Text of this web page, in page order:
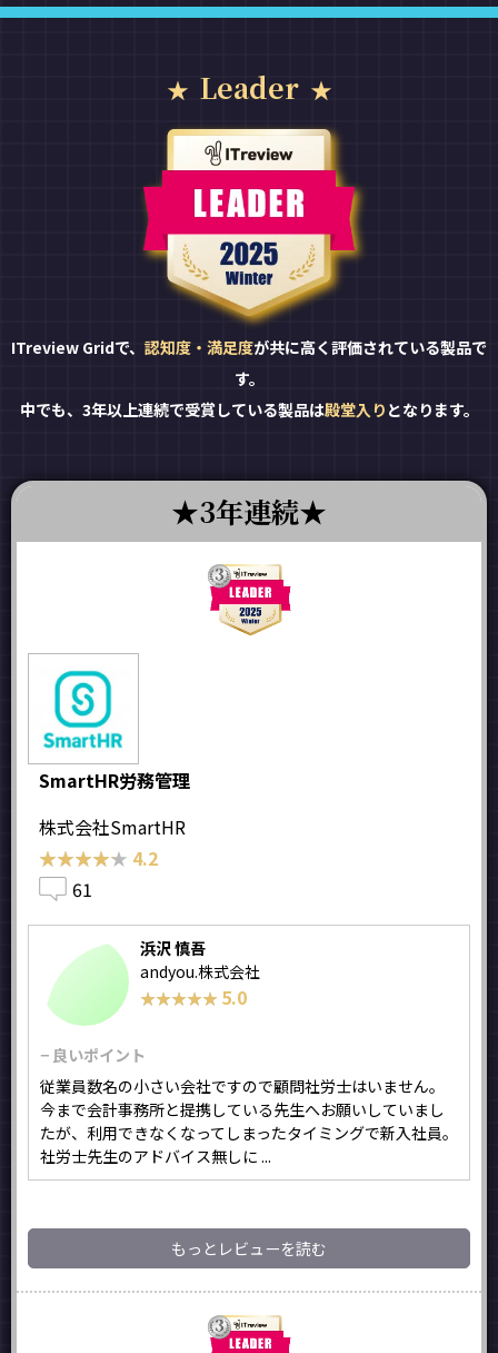
Leader
ITreview Gridで、 認知度・満足度が共に高く評価されている製品で
す。
中でも、3年以上連続で受賞している製品は殿堂入り となります。
3年連続
SmartHR労務管理
株式会社SmartHR
★★★★★
★★★★★ 4.2
61
浜沢 慎吾
andyou.株式会社
★★★★★
★★★★★ 5.0
− 良いポイント
従業員数名の小さい会社ですので顧問社労士はいません。
今まで会計事務所と提携している先生へお願いしていまし
たが、利用できなくなってしまったタイミングで新入社員。
社労士先生のアドバイス無しに ...
もっとレビューを読む